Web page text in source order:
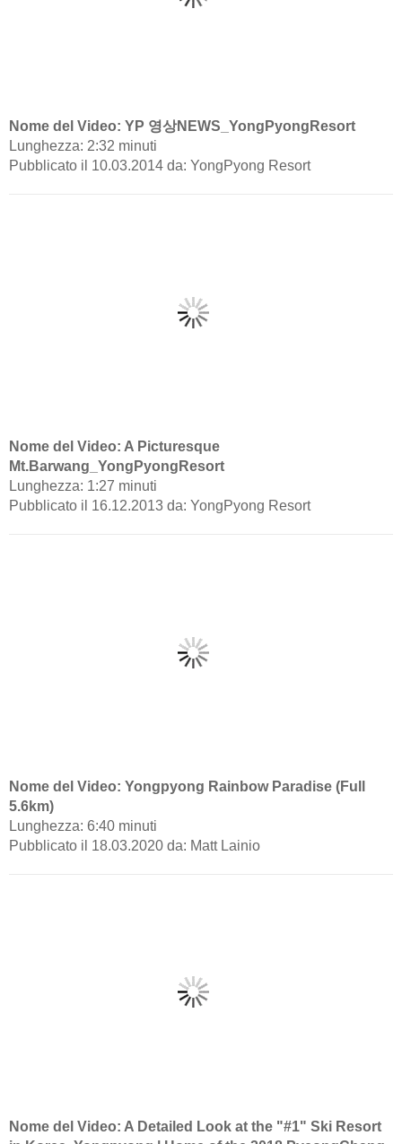
Nome del Video: YP 영상NEWS_YongPyongResort
Lunghezza: 2:32 minuti
Pubblicato il 10.03.2014 da: YongPyong Resort
Nome del Video: A Picturesque
Mt.Barwang_YongPyongResort
Lunghezza: 1:27 minuti
Pubblicato il 16.12.2013 da: YongPyong Resort
Nome del Video: Yongpyong Rainbow Paradise (Full
5.6km)
Lunghezza: 6:40 minuti
Pubblicato il 18.03.2020 da: Matt Lainio
Nome del Video: A Detailed Look at the "#1" Ski Resort